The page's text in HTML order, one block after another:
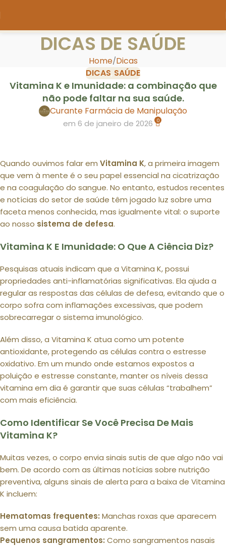
DICAS DE SAÚDE
Home Dicas
DICAS, SAÚDE
Vitamina K e Imunidade: a combinação que
não pode faltar na sua saúde.
Curante Farmácia de Manipulação
em 6 de janeiro de 2026 0
Quando ouvimos falar em Vitamina K, a primeira imagem
que vem à mente é o seu papel essencial na cicatrização
e na coagulação do sangue. No entanto, estudos recentes
e notícias do setor de saúde têm jogado luz sobre uma
faceta menos conhecida, mas igualmente vital: o suporte
ao nosso sistema de defesa.
Vitamina K E Imunidade: O Que A Ciência Diz?
Pesquisas atuais indicam que a Vitamina K, possui
propriedades anti-inflamatórias significativas. Ela ajuda a
regular as respostas das células de defesa, evitando que o
corpo sofra com inflamações excessivas, que podem
sobrecarregar o sistema imunológico.
Além disso, a Vitamina K atua como um potente
antioxidante, protegendo as células contra o estresse
oxidativo. Em um mundo onde estamos expostos a
poluição e estresse constante, manter os níveis dessa
vitamina em dia é garantir que suas células “trabalhem”
com mais eficiência.
Como Identificar Se Você Precisa De Mais
Vitamina K?
Muitas vezes, o corpo envia sinais sutis de que algo não vai
bem. De acordo com as últimas notícias sobre nutrição
preventiva, alguns sinais de alerta para a baixa de Vitamina
K incluem:
Hematomas frequentes: Manchas roxas que aparecem
sem uma causa batida aparente.
Pequenos sangramentos: Como sangramentos nasais